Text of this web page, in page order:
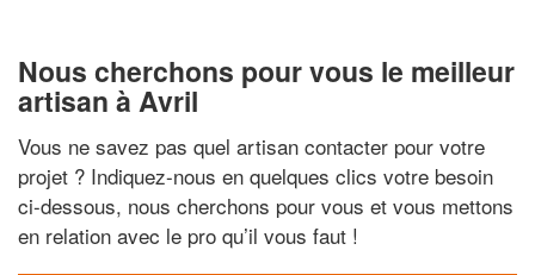
Nous cherchons pour vous le meilleur
artisan à Avril
Vous ne savez pas quel artisan contacter pour votre
projet ? Indiquez-nous en quelques clics votre besoin
ci-dessous, nous cherchons pour vous et vous mettons
en relation avec le pro qu’il vous faut !